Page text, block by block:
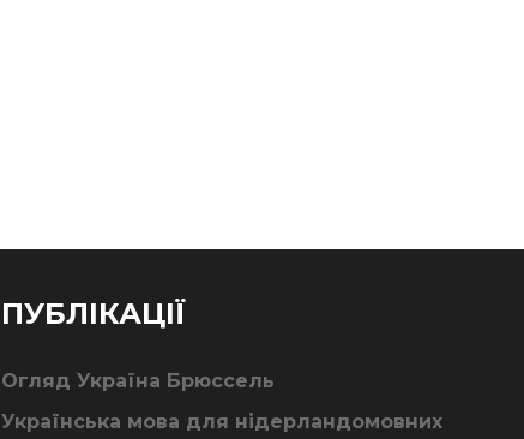
ПУБЛІКАЦІЇ
Огляд Україна Брюссель
Українська мова для нідерландомовних